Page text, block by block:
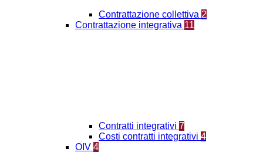
Contrattazione collettiva 2
Contrattazione integrativa 11
Contratti integrativi 7
Costi contratti integrativi 4
OIV 4